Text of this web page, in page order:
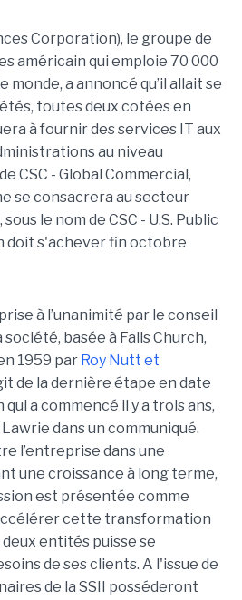
Corporation), le groupe de
américain qui emploie 70 000
monde, a annoncé qu’il allait se
toutes deux cotées en
à fournir des services IT aux
au niveau
CSC - Global Commercial,
se consacrera au secteur
le nom de CSC - U.S. Public
doit s'achever fin octobre
à l’unanimité par le conseil
basée à Falls Church,
1959 par Roy Nutt et
de la dernière étape en date
a commencé il y a trois ans,
dans un communiqué.
l’entreprise dans une
une croissance à long terme,
est présentée comme
cette transformation
entités puisse se
de ses clients. A l'issue de
de la SSII posséderont